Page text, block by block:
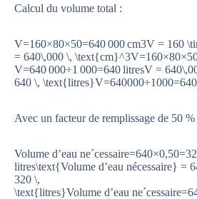
Calcul du volume total :
V=160×80×50=640 000 cm3V = 160
= 640\,000 \, \text{cm}^3V=160×80×
V=640 000÷1 000=640 litresV =
640 \, \text{litres}V=640000÷1000=640
Avec un facteur de remplissage de 50 %
Volume d’eau
litres\text{Volume d’eau nécessaire} =
320 \,
\text{litres}Volume d’eau neˊcessaire=